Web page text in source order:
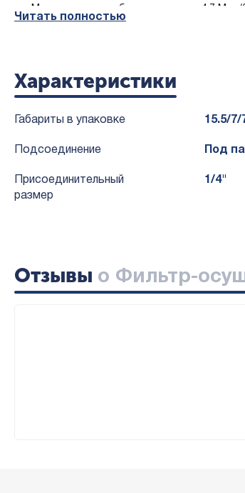
Максимальное рабочее давление 4.7 Mpa/
Конструкция с минимальным перепадом
Антикоррозийная эпоксидная
Читать полностью
Характеристики
Габариты в упаковке 15.5/7/
Подсоединение Под
Присоединительный
размер
1/4"
Отзывы о Фильтр-